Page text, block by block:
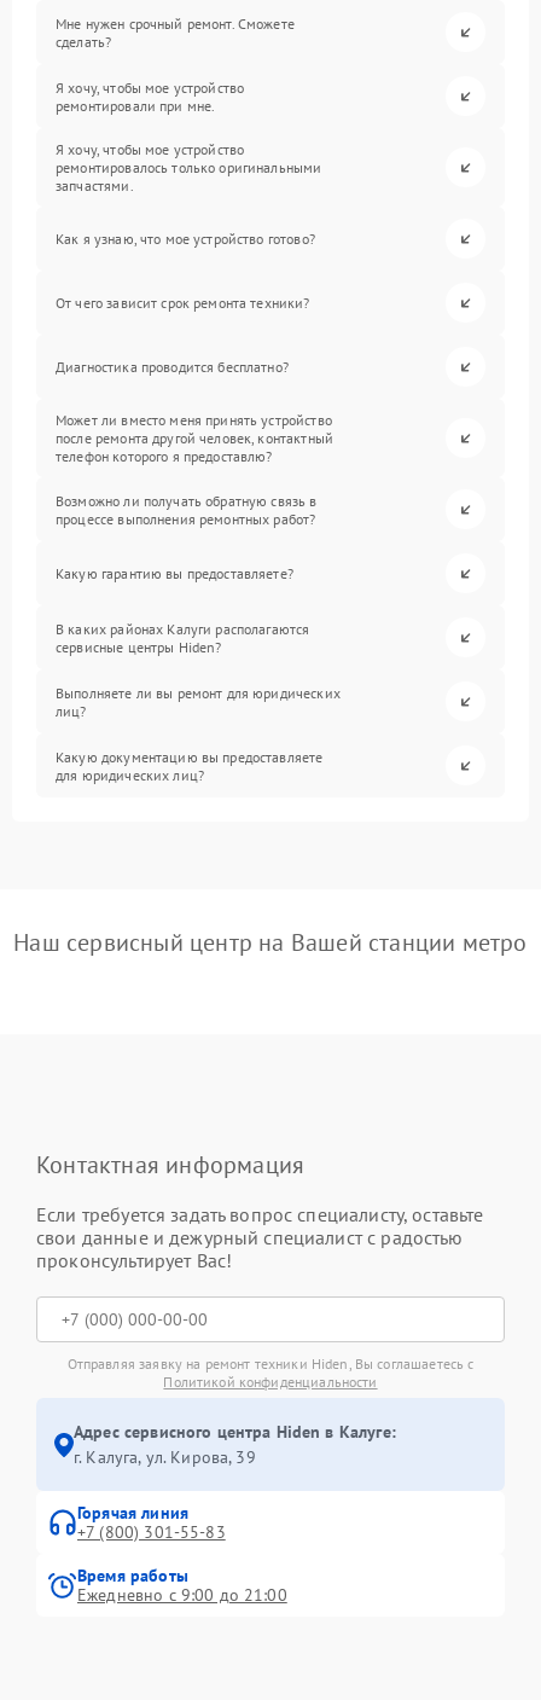
Мне нужен срочный ремонт. Сможете
сделать?
Я хочу, чтобы мое устройство
ремонтировали при мне.
Я хочу, чтобы мое устройство
ремонтировалось только оригинальными
запчастями.
Как я узнаю, что мое устройство готово?
От чего зависит срок ремонта техники?
Диагностика проводится бесплатно?
Может ли вместо меня принять устройство
после ремонта другой человек, контактный
телефон которого я предоставлю?
Возможно ли получать обратную связь в
процессе выполнения ремонтных работ?
Какую гарантию вы предоставляете?
В каких районах Калуги располагаются
сервисные центры Hiden?
Выполняете ли вы ремонт для юридических
лиц?
Какую документацию вы предоставляете
для юридических лиц?
Наш сервисный центр на Вашей станции метро
Контактная информация
Если требуется задать вопрос специалисту, оставьте
свои данные и дежурный специалист с радостью
проконсультирует Вас!
Отправляя заявку на ремонт техники Hiden, Вы соглашаетесь с
Политикой конфиденциальности
Адрес сервисного центра Hiden в Калуге:
г. Калуга, ул. Кирова, 39
Горячая линия
+7 (800) 301-55-83
Время работы
Ежедневно с 9:00 до 21:00